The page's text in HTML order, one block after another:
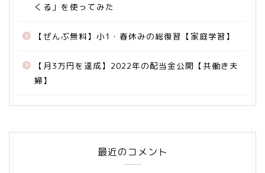
くる」を使ってみた
【ぜんぶ無料】小1・春休みの総復習【家庭学習】
【月3万円を達成】2022年の配当金公開【共働き夫
婦】
最近のコメント